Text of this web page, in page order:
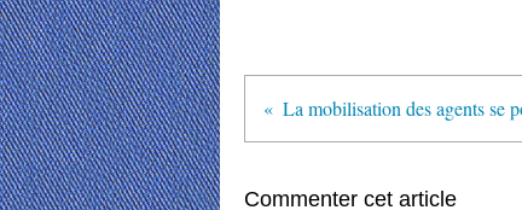
Commenter cet article